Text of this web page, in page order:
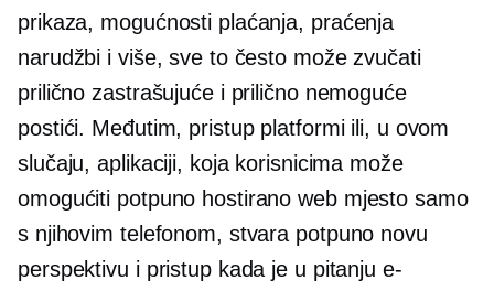
prikaza, mogućnosti plaćanja, praćenja
narudžbi i više, sve to često može zvučati
prilično zastrašujuće i prilično nemoguće
postići. Međutim, pristup platformi ili, u ovom
slučaju, aplikaciji, koja korisnicima može
omogućiti potpuno hostirano web mjesto samo
s njihovim telefonom, stvara potpuno novu
perspektivu i pristup kada je u pitanju e-